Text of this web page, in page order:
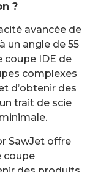
?
avancée de
un angle de 55
coupe IDE de
complexes
d’obtenir des
trait de scie
SawJet offre
coupe